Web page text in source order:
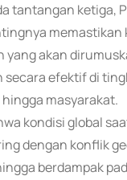
tantangan ketiga,
memastikan
yang akan
efektif di
masyarakat.
kondisi global
dengan konflik
berdampak